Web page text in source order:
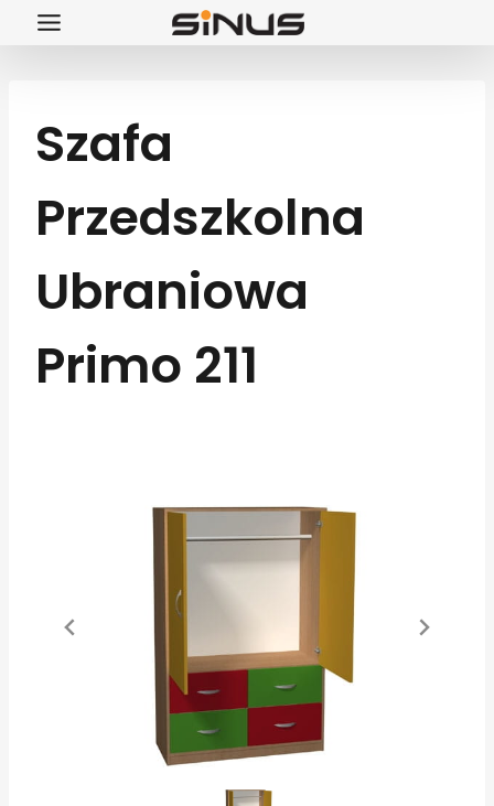
Przejdź
Szafa
Przedszkolna
Ubraniowa
Primo 211